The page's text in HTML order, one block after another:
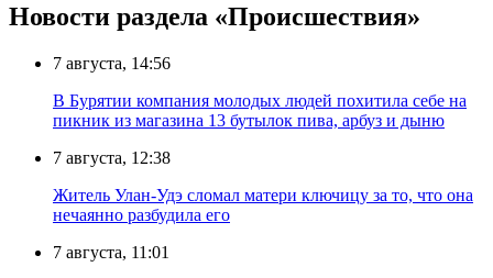
Новости раздела «Происшествия»
7 августа, 14:56
В Бурятии компания молодых людей похитила себе на
пикник из магазина 13 бутылок пива, арбуз и дыню
7 августа, 12:38
Житель Улан-Удэ сломал матери ключицу за то, что она
нечаянно разбудила его
7 августа, 11:01